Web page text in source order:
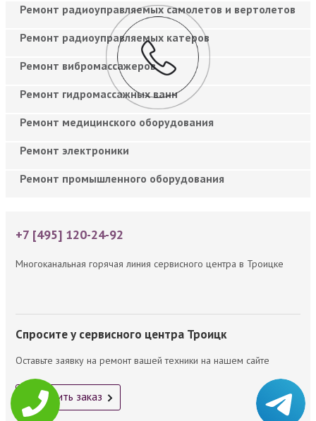
Ремонт радиоуправляемых самолетов и вертолетов
Ремонт радиоуправляемых катеров
Ремонт вибромассажеров
Ремонт гидромассажных ванн
Ремонт медицинского оборудования
Ремонт электроники
Ремонт промышленного оборудования
+7 [495] 120-24-92
Многоканальная горячая линия сервисного центра в Троицке
Спросите у сервисного центра Троицк
Оставьте заявку на ремонт вашей техники на нашем сайте
Оформить заказ